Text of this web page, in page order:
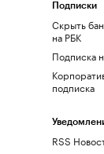
Подписки
Скрыть
на РБК
Подписка
подписка
RSS